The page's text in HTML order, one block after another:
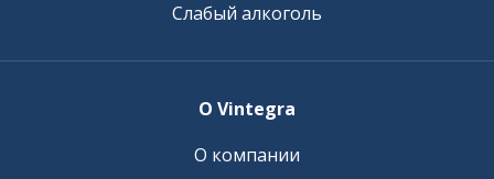
Слабый алкоголь
О Vintegra
О компании